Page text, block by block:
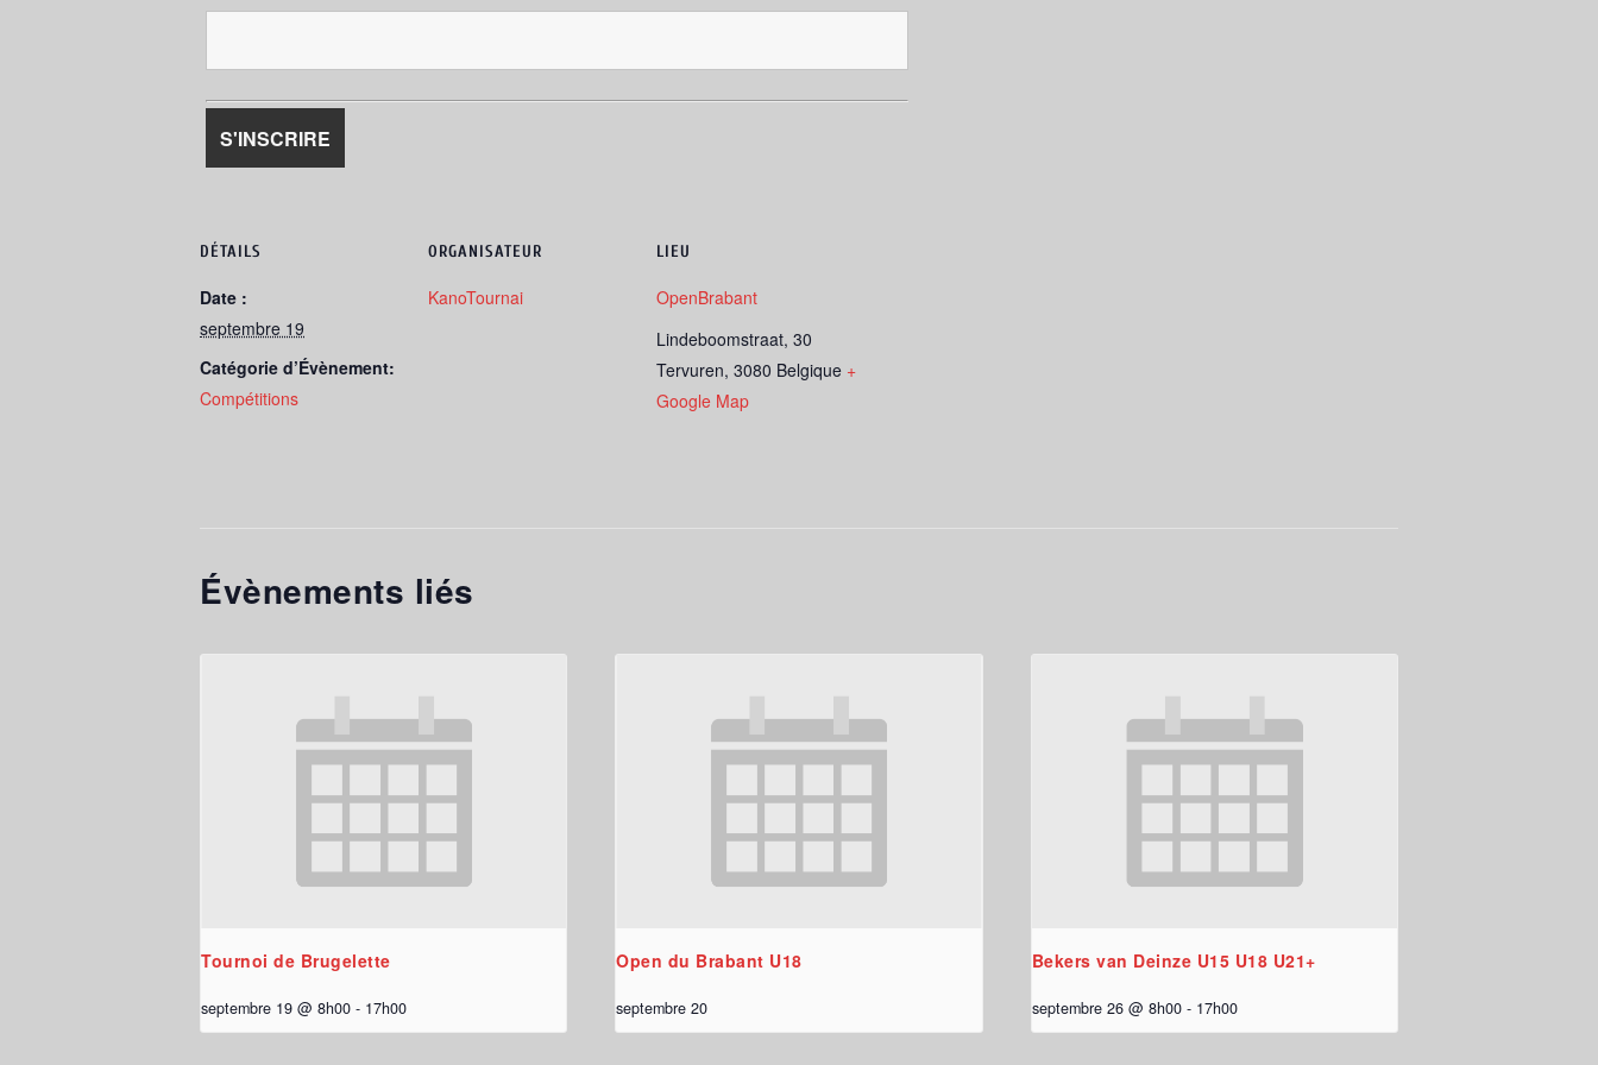
DÉTAILS
Date :
septembre 19
Catégorie d’Évènement:
Compétitions
ORGANISATEUR
KanoTournai
LIEU
OpenBrabant
Lindeboomstraat, 30
Tervuren, 3080 Belgique +
Google Map
Évènements liés
Tournoi de Brugelette
septembre 19 @ 8h00 - 17h00
Open du Brabant U18
septembre 20
Bekers van Deinze U15 U18 U21+
septembre 26 @ 8h00 - 17h00